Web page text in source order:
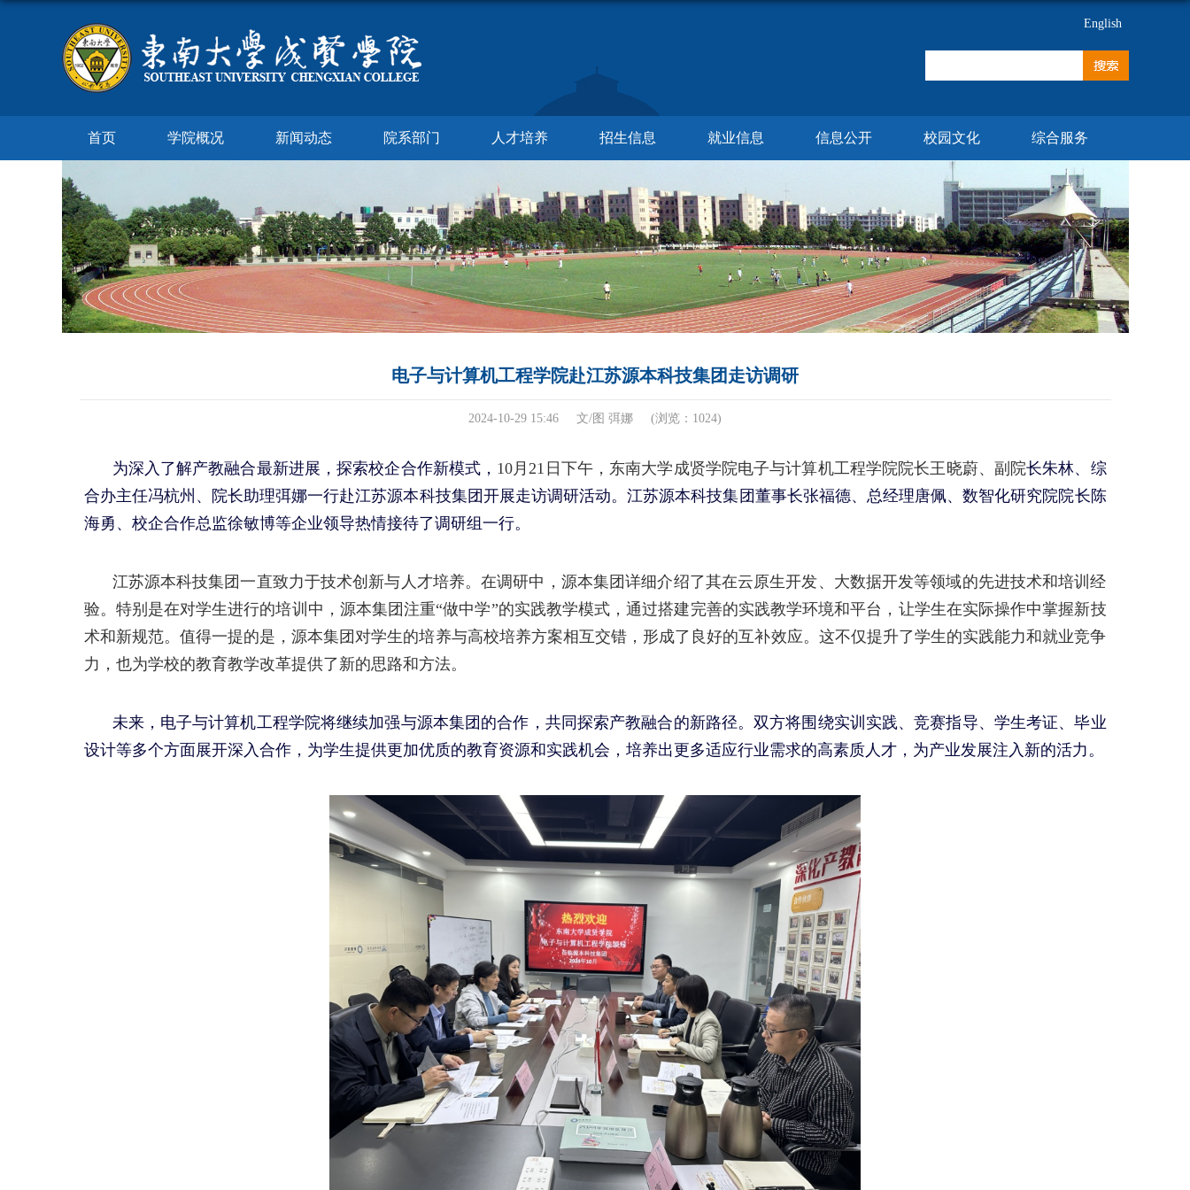
English
首页 学院概况 新闻动态 院系部门 人才培养 招生信息 就业信息 信息公开 校园文化 综合服务
电子与计算机工程学院赴江苏源本科技集团走访调研
2024-10-29 15:46 文/图 弭娜 (浏览： 1024)
为深入了解产教融合最新进展，探索校企合作新模式， 10月21日下午， 东南大学成贤学院电子与计算机工程学院院长王晓蔚、 副院长朱林、综
合办主任冯杭州、院长助理弭娜一行赴江苏源本科技集团开展走访调研活动。江苏源本科技集团董事长张福德、总经理唐佩、数智化研究院院长陈
海勇、校企合作总监徐敏博等企业领导热情接待了调研组一行。
江苏源本科技集团一直致力于技术创新与人才培养。在调研中，源本集团详细介绍了其在云原生开发、大数据开发等领域的先进技术和培训经
验。特别是在对学生进行的培训中，源本集团注重“做中学”的实践教学模式，通过搭建完善的实践教学环境和平台，让学生在实际操作中掌握新技
术和新规范。值得一提的是，源本集团对学生的培养与高校培养方案相互交错，形成了良好的互补效应。这不仅提升了学生的实践能力和就业竞争
力，也为学校的教育教学改革提供了新的思路和方法。
未来， 电子与计算机工程学院将继续加强与源本集团的合作，共同探索产教融合的新路径。双方将围绕实训实践、竞赛指导、 学生考证、毕业
设计等多个方面展开深入合作，为学生提供更加优质的教育资源和实践机会 ， 培养出更多适应行业需求的高素质人才，为产业发展注入新的活力。